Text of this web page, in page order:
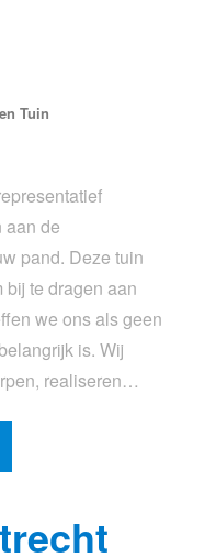
Tuin
aan de
pand. Deze tuin
bij te dragen aan
we ons als geen
is. Wij
realiseren…